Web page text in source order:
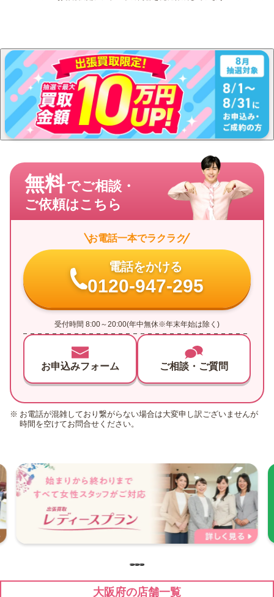
さい。
無料でご相談・
ご依頼はこちら
お電話一本でラクラク
電話をかける
0120-947-295
受付時間 8:00～20:00(年中無休※年末年始は除く)
お申込みフォーム ご相談・ご質問
お電話が混雑しており繋がらない場合は大変申し訳ございませんが
時間を空けてお問合せください。
大阪府の店舗一覧